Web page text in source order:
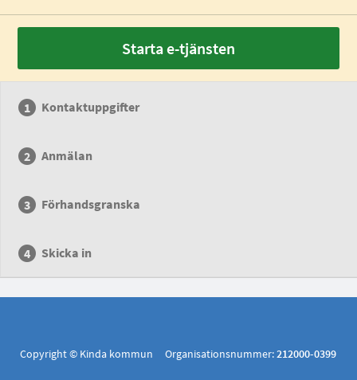
Starta e-tjänsten
Kontaktuppgifter
Anmälan
Förhandsgranska
Skicka in
Copyright © Kinda kommun Organisationsnummer:212000-0399